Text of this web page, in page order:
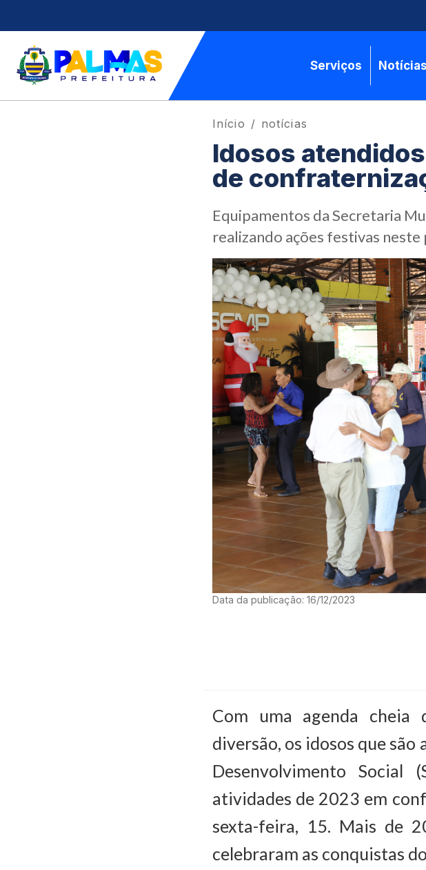
Serviços Notícias
Início notícias
Idosos
de
Equipamentos da Secretaria
realizando ações festivas
Data da publicação: 16/12/2023
Com uma agenda cheia
diversão, os idosos que
Desenvolvimento Social
atividades de 2023 em
sexta-feira, 15. Mais de
celebraram as conquistas